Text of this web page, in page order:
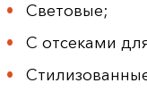
Световые;
С отсеками